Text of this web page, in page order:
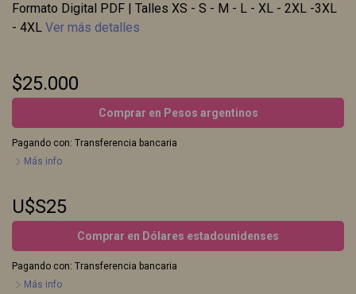
Formato Digital PDF | Talles XS - S - M - L - XL - 2XL -3XL
- 4XL Ver más detalles
$25.000
Comprar en Pesos argentinos
Pagando con: Transferencia bancaria
Más info
U$S25
Comprar en Dólares estadounidenses
Pagando con: Transferencia bancaria
Más info